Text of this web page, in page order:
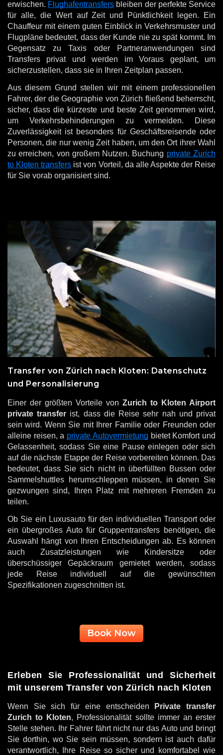
erwischen. Flughafentransfers bleiben der perfekte Service
für alle, die Wert auf Zeit und Pünktlichkeit legen. Ein
Chauffeur mit einem guten Einblick in Verkehrsmuster und
Flugpläne bedeutet, dass der Kunde nie zu spät kommt. Im
Gegensatz zu Taxis oder Partneranwendungen sind
Transfers privat und werden im Voraus geplant, um
sicherzustellen, dass sie in Ihren Zeitplan passen.
Aus diesem Grund stellen wir mit einem professionellen
Fahrer, der die Geographie von Zürich fließend beherrscht,
sicher, dass die kürzeste und beste Zeit genommen wird,
um Verkehrsbehinderungen zu vermeiden. Diese
Zuverlässigkeit ist besonders für Geschäftsreisende oder
Personen, die nur wenig Zeit haben, um den Ort ihrer Wahl
zu erreichen, von großem Nutzen. Buchung private Zurich
to Kloten transfers ist von Vorteil, da alle Aspekte der Reise
für Sie vorab organisiert sind.
Transfer von Zürich nach Kloten: Datenschutz
und Personalisierung
Einer der größten Vorteile von Zurich to Kloten Airport
private transfer ist, dass die Reise sehr nah und privat
sein wird. Wenn Sie mit Ihrer Familie oder Freunden oder
alleine reisen, a private Autovermietung bietet Komfort und
Gelassenheit, sodass Sie eine Pause einlegen oder sich
auf die nächste Etappe der Reise vorbereiten können. Das
bedeutet, dass Sie sich nicht in überfüllten Bussen oder
Sammelshuttles herumschleppen müssen, in denen Sie
gezwungen sind, Ihren Platz mit mehreren Fremden zu
teilen.
Ob Sie ein Luxusauto für den individuellen Transport oder
ein übergroßes Auto für Gruppentransfers benötigen, die
Auswahl hängt von Ihren Entscheidungen ab. Es können
auch Zusatzleistungen wie Kindersitze oder
überschüssiger Gepäckraum gemietet werden, sodass
jede Reise individuell auf die gewünschten
Spezifikationen zugeschnitten ist.
Book Now
Erleben Sie Professionalität und Sicherheit
mit unserem Transfer von Zürich nach Kloten
Wenn Sie sich für eine entscheiden
Private transfer
Zurich to Kloten, Professionalität sollte immer an erster
Stelle stehen. Ihr Fahrer fährt nicht nur das Auto und bringt
Sie dorthin, wo Sie sein müssen, sondern ist auch dafür
verantwortlich, Ihre Reise so sicher und komfortabel wie